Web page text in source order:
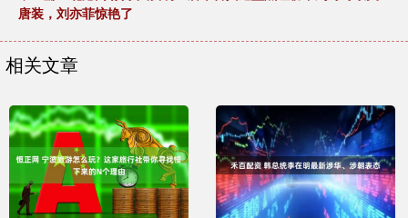
唐装，刘亦菲惊艳了
相关文章